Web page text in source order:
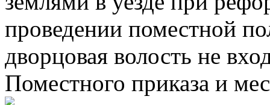
проведении поместной
дворцовая волость не
Поместного приказа и